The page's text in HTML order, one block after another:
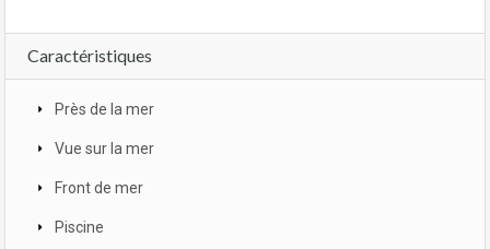
Caractéristiques
Près de la mer
Vue sur la mer
Front de mer
Piscine